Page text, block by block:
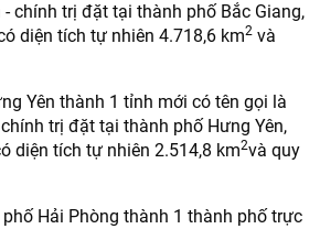
chính trị đặt tại thành phố Bắc Giang,
diện tích tự nhiên 4.718,6 km2và
Yên thành 1 tỉnh mới có tên gọi là
trị đặt tại thành phố Hưng Yên,
diện tích tự nhiên 2.514,8 km2và quy
Hải Phòng thành 1 thành phố trực